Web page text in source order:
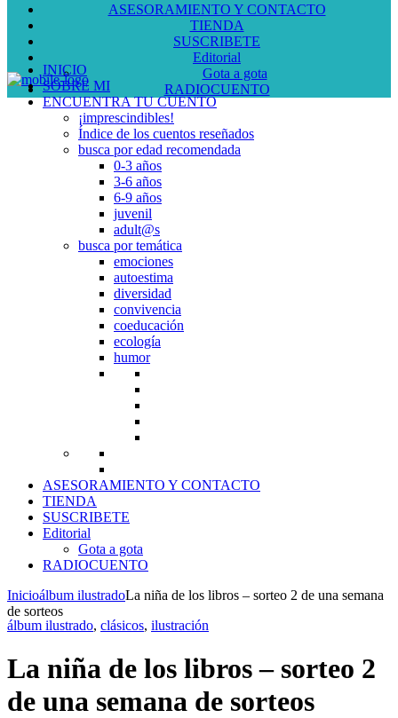
ASESORAMIENTO Y CONTACTO
TIENDA
SUSCRIBETE
Editorial
Gota a gota
RADIOCUENTO
INICIO
SOBRE MI
ENCUENTRA TU CUENTO
¡imprescindibles!
Índice de los cuentos reseñados
busca por edad recomendada
0-3 años
3-6 años
6-9 años
juvenil
adult@s
busca por temática
emociones
autoestima
diversidad
convivencia
coeducación
ecología
humor
ASESORAMIENTO Y CONTACTO
TIENDA
SUSCRIBETE
Editorial
Gota a gota
RADIOCUENTO
Inicioálbum ilustradoLa niña de los libros – sorteo 2 de una semana
de sorteos
álbum ilustrado, clásicos, ilustración
La niña de los libros – sorteo 2
de una semana de sorteos